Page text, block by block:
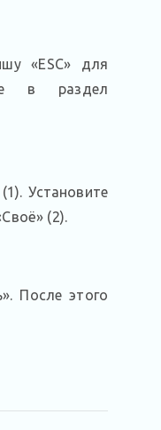
«ESC» для
в раздел
Установите
(2).
После этого